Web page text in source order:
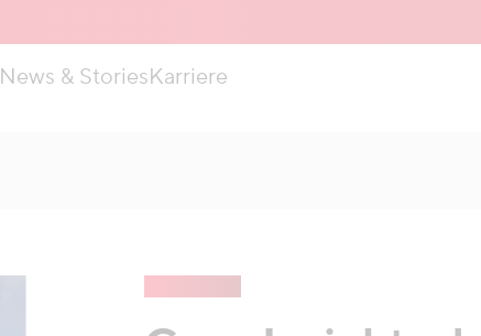
News & StoriesKarriere